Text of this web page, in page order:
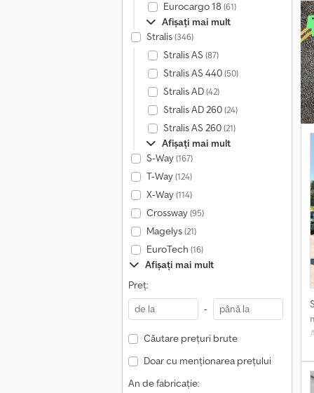
Eurocargo 18 (61)
Afișați mai mult
Stralis(346)
Stralis AS (87)
Stralis AS 440(50)
Stralis AD(42)
Stralis AD 260(24)
Stralis AS 260(21)
Afișați mai mult
S-Way(167)
T-Way(124)
X-Way(114)
Crossway(95)
Magelys(21)
EuroTech (16)
Afișați mai mult
Preț:
-
Căutare prețuri brute
Doar cu menționarea prețului
An de fabricație: